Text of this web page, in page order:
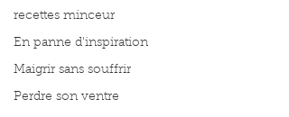
recettes minceur
En panne d'inspiration
Maigrir sans souffrir
Perdre son ventre